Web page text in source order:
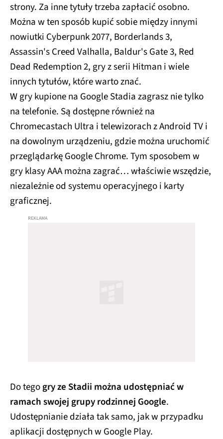
strony. Za inne tytuły trzeba zapłacić osobno.
Można w ten sposób kupić sobie między innymi
nowiutki Cyberpunk 2077, Borderlands 3,
Assassin's Creed Valhalla, Baldur's Gate 3, Red
Dead Redemption 2, gry z serii Hitman i wiele
innych tytułów, które warto znać.
W gry kupione na Google Stadia zagrasz nie tylko
na telefonie. Są dostępne również na
Chromecastach Ultra i telewizorach z Android TV i
na dowolnym urządzeniu, gdzie można uruchomić
przeglądarkę Google Chrome. Tym sposobem w
gry klasy AAA można zagrać… właściwie wszędzie,
niezależnie od systemu operacyjnego i karty
graficznej.
Do tegogry ze Stadii można udostępniać w
ramach swojej grupy rodzinnej Google.
Udostępnianie działa tak samo, jak w przypadku
aplikacji dostępnych w Google Play.